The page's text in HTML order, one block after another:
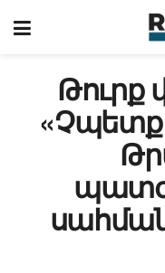
Թուրք
«Չպետք